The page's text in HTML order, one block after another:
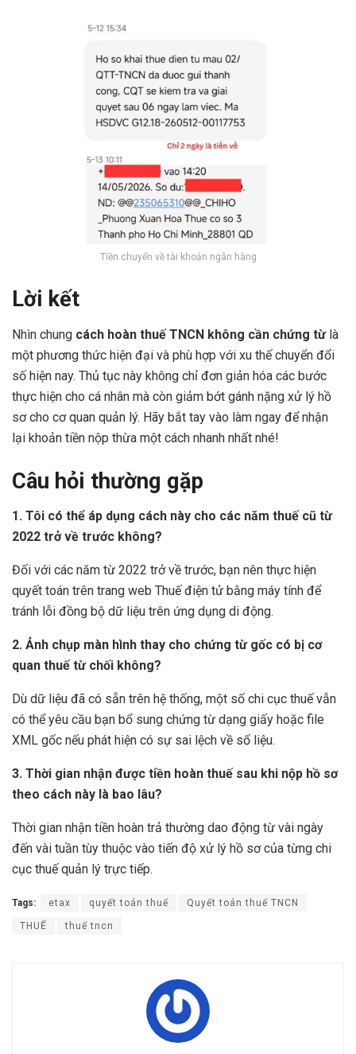
Tiền chuyển về tài khoản ngân hàng
Lời kết
Nhìn chung cách hoàn thuế TNCN không cần chứng từlà
một phương thức hiện đại và phù hợp với xu thế chuyển đổi
số hiện nay. Thủ tục này không chỉ đơn giản hóa các bước
thực hiện cho cá nhân mà còn giảm bớt gánh nặng xử lý hồ
sơ cho cơ quan quản lý. Hãy bắt tay vào làm ngay để nhận
lại khoản tiền nộp thừa một cách nhanh nhất nhé!
Câu hỏi thường gặp
1. Tôi có thể áp dụng cách này cho các năm thuế cũ từ
2022 trở về trước không?
Đối với các năm từ 2022 trở về trước, bạn nên thực hiện
quyết toán trên trang web Thuế điện tử bằng máy tính để
tránh lỗi đồng bộ dữ liệu trên ứng dụng di động.
2. Ảnh chụp màn hình thay cho chứng từ gốc có bị cơ
quan thuế từ chối không?
Dù dữ liệu đã có sẵn trên hệ thống, một số chi cục thuế vẫn
có thể yêu cầu bạn bổ sung chứng từ dạng giấy hoặc file
XML gốc nếu phát hiện có sự sai lệch về số liệu.
3. Thời gian nhận được tiền hoàn thuế sau khi nộp hồ sơ
theo cách này là bao lâu?
Thời gian nhận tiền hoàn trả thường dao động từ vài ngày
đến vài tuần tùy thuộc vào tiến độ xử lý hồ sơ của từng chi
cục thuế quản lý trực tiếp.
Tags: etax quyết toán thuế Quyết toán thuế TNCN
THUẾ thuế tncn